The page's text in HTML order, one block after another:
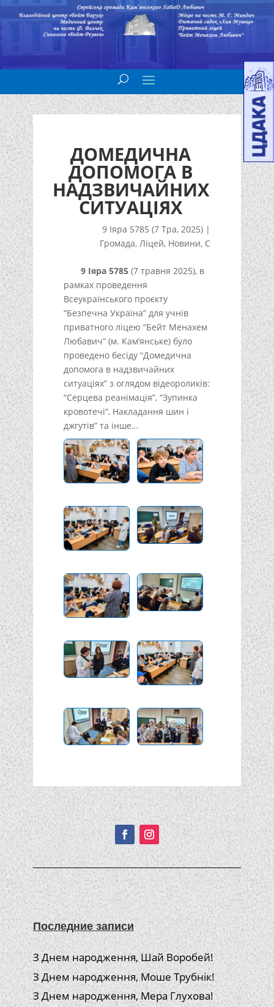
ДОМЕДИЧНА
ДОПОМОГА В
НАДЗВИЧАЙНИХ
СИТУАЦІЯХ
9 Іяра 5785 (7 Тра, 2025) |
Громада,Ліцей, Новини, С
9 Іяра 5785(7 травня 2025), в
рамках проведення
Всеукраїнського проєкту
“Безпечна Україна” для учнів
приватного ліцею “Бейт Менахем
Любавич” (м. Кам’янське) було
проведено бесіду “Домедична
допомога в надзвичайних
ситуаціях” з оглядом відеороликів:
“Серцева реанімація”, “Зупинка
кровотечі”, Накладання шин і
джгутів” та інше…
Подписывайтесь!
Последние записи
З Днем народження, Шай Воробей!
З Днем народження, Моше Трубнік!
З Днем народження, Мера Глухова!